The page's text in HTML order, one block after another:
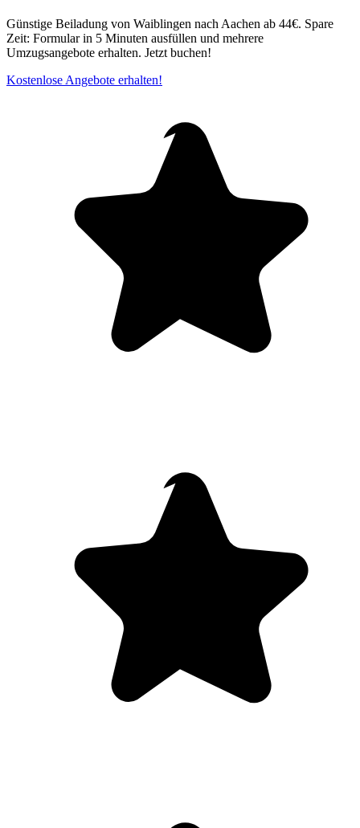
Günstige Beiladung von Waiblingen nach Aachen ab 44€. Spare
Zeit: Formular in 5 Minuten ausfüllen und mehrere
Umzugsangebote erhalten. Jetzt buchen!
Kostenlose Angebote erhalten!